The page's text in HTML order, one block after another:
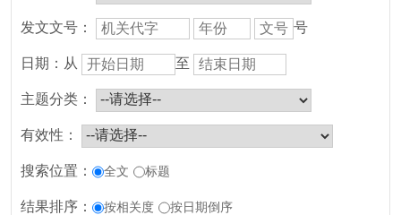
发文文号： 号
日期： 从 至
主题分类：
有效性：
搜索位置： 全文 标题
结果排序： 按相关度 按日期倒序